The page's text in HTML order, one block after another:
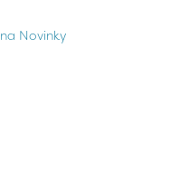
Novinky